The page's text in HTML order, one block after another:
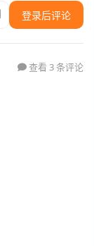
登录后评论
查看 3 条评论